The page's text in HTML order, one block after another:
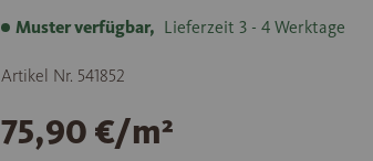
Muster verfügbar, Lieferzeit 3 - 4 Werktage
Artikel Nr. 541852
75,90 €/m²